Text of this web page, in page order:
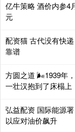
亿牛策略 酒价内参4
元
配资猫 古代没有快
靠谱
方圆之道 🌬1939年
一壮汉抱到了床榻上
弘益配资 国际能源
以应对油价飙升